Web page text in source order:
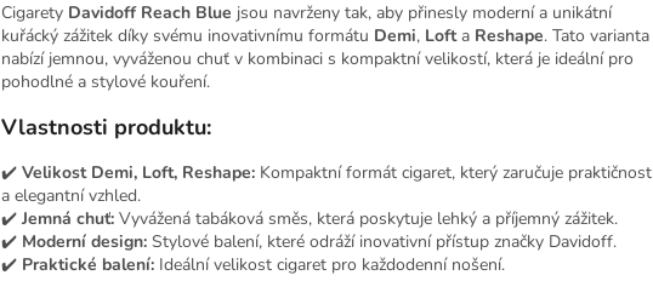
Cigarety Davidoff Reach Blue jsou navrženy tak, aby přinesly moderní a unikátní
kuřácký zážitek díky svému inovativnímu formátu Demi, Lofta Reshape. Tato varianta
nabízí jemnou, vyváženou chuť v kombinaci s kompaktní velikostí, která je ideální pro
pohodlné a stylové kouření.
Vlastnosti produktu:
✔️ Velikost Demi, Loft, Reshape: Kompaktní formát cigaret, který zaručuje praktičnost
a elegantní vzhled.
✔️ Jemná chuť: Vyvážená tabáková směs, která poskytuje lehký a příjemný zážitek.
✔️ Moderní design: Stylové balení, které odráží inovativní přístup značky Davidoff.
✔️ Praktické balení: Ideální velikost cigaret pro každodenní nošení.